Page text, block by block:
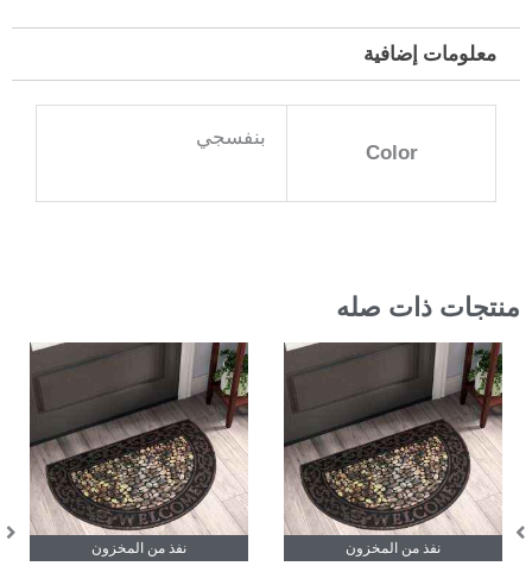
معلومات إضافية
Color
بنفسجي
منتجات ذات صله
نفذ من المخزون نفذ من المخزون